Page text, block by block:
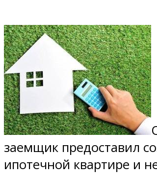
заемщик предоставил
ипотечной квартире и